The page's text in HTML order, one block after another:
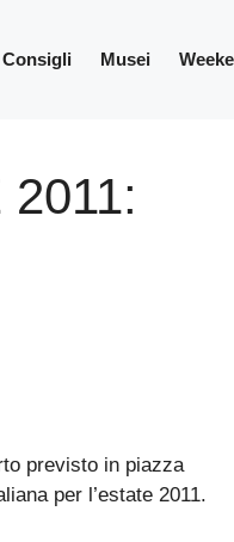
Consigli Musei
previsto in piazza
per l’estate 2011.